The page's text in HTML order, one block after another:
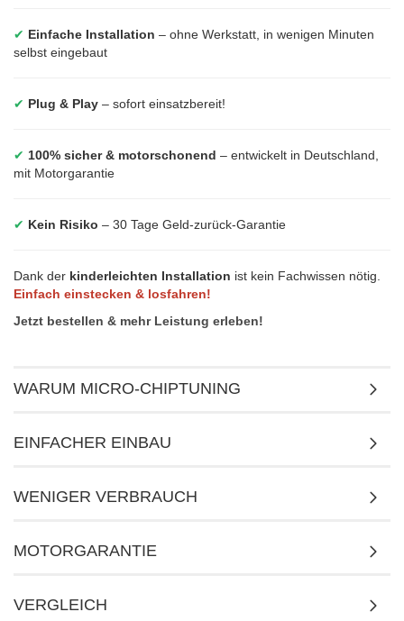
✔ Einfache Installation – ohne Werkstatt, in wenigen Minuten
selbst eingebaut
✔ Plug & Play – sofort einsatzbereit!
✔ 100% sicher & motorschonend – entwickelt in Deutschland,
mit Motorgarantie
✔ Kein Risiko – 30 Tage Geld-zurück-Garantie
Dank der kinderleichten Installation ist kein Fachwissen nötig.
Einfach einstecken & losfahren!
Jetzt bestellen & mehr Leistung erleben!
WARUM MICRO-CHIPTUNING
EINFACHER EINBAU
WENIGER VERBRAUCH
MOTORGARANTIE
VERGLEICH